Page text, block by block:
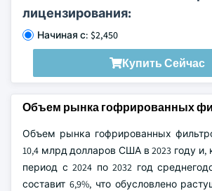
лицензирования:
Начиная с: $2,450
Купить Сейчас
Объем рынка гофрированных
Объем рынка гофрированных
10,4 млрд долларов США в 2023 году и,
период с 2024 по 2032 год
составит 6,9%, что обусловлено